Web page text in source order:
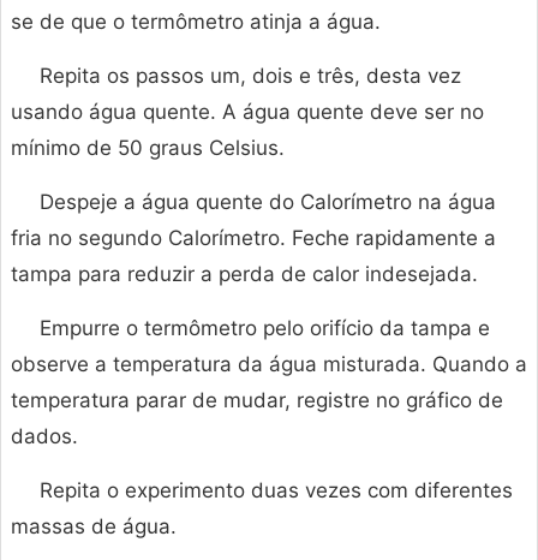
se de que o termômetro atinja a água.
Repita os passos um, dois e três, desta vez
usando água quente. A água quente deve ser no
mínimo de 50 graus Celsius.
Despeje a água quente do Calorímetro na água
fria no segundo Calorímetro. Feche rapidamente a
tampa para reduzir a perda de calor indesejada.
Empurre o termômetro pelo orifício da tampa e
observe a temperatura da água misturada. Quando a
temperatura parar de mudar, registre no gráfico de
dados.
Repita o experimento duas vezes com diferentes
massas de água.